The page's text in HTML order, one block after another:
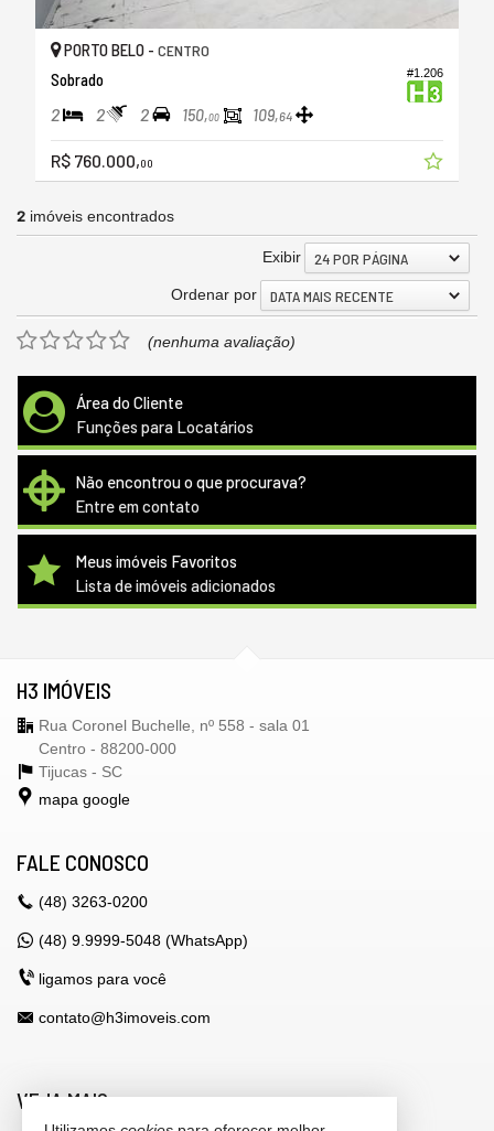
#1.206
PORTO BELO - CENTRO
Sobrado
2 2 2 150,00 109,64
R$ 760.000,00
2 imóveis encontrados
Exibir 24 POR PÁGINA
Ordenar por DATA MAIS RECENTE
(nenhuma avaliação)
Área do Cliente
Funções para Locatários
Não encontrou o que procurava?
Entre em contato
Meus imóveis Favoritos
Lista de imóveis adicionados
H3 IMÓVEIS
Rua Coronel Buchelle, nº 558 - sala 01
Centro - 88200-000
Tijucas - SC
mapa google
FALE CONOSCO
(48) 3263-0200
(48) 9.9999-5048 (WhatsApp)
ligamos para você
contato@h3imoveis.com
VEJA MAIS